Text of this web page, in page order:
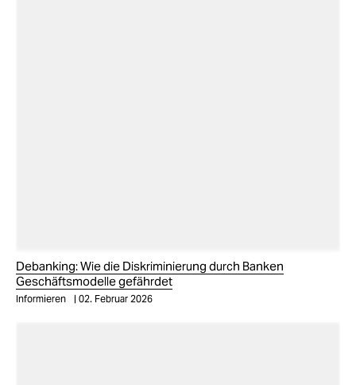
Debanking: Wie die Diskriminierung durch Banken
Geschäftsmodelle gefährdet
Informieren 02. Februar 2026